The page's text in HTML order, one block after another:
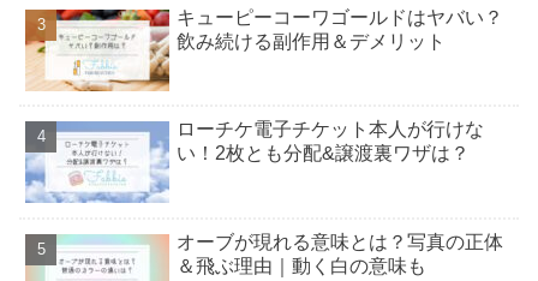
キューピーコーワゴールドはヤバい？
飲み続ける副作用＆デメリット
ローチケ電子チケット本人が行けな
い！2枚とも分配&譲渡裏ワザは？
オーブが現れる意味とは？写真の正体
＆飛ぶ理由｜動く白の意味も